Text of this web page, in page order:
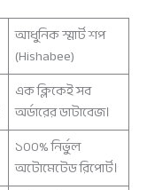
আধুনিক স্মার্ট শপ
(Hishabee)
এক ক্লিকেই সব
অর্ডারের ডাটাবেজ।
১০০% নির্ভুল
অটোমেটেড রিপোর্ট।